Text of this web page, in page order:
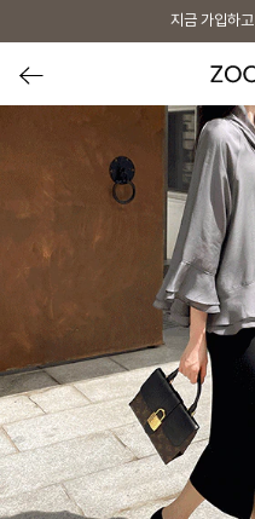
지금 가입하고